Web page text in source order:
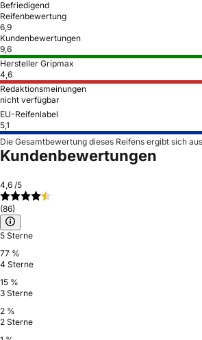
Befriedigend
Reifenbewertung
6,9
Kundenbewertungen
9,6
Hersteller Gripmax
4,6
Redaktionsmeinungen
nicht verfügbar
EU-Reifenlabel
5,1
Die Gesamtbewertung dieses Reifens ergibt sich
Kundenbewertungen
4,6 /5
(86)
5 Sterne
77 %
4 Sterne
15 %
3 Sterne
2 %
2 Sterne